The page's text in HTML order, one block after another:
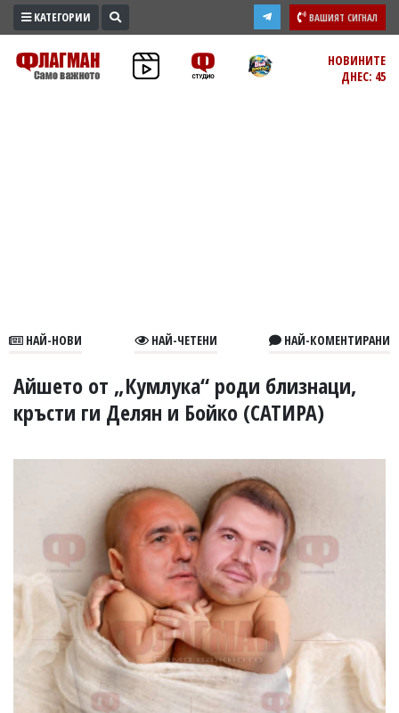
ПРОМО
ЗОНА
УКРАЙНА
СПОРТ
РАЗСЛЕДВАНЕ
Управители:
Веселин
Василев,
v.vasilev@flagman.bg
Катя
Касабова,
k.kassabova@flagman.bg
КАТЕГОРИИ ВАШИЯТ СИГНАЛ
НОВИНИТЕ
ДНЕС: 45
НАЙ-НОВИ НАЙ-ЧЕТЕНИ НАЙ-КОМЕНТИРАНИ
Айшето от „Кумлука“ роди близнаци,
кръсти ги Делян и Бойко (САТИРА)